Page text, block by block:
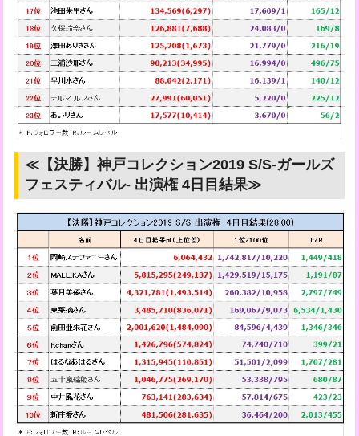
≪【決勝】神戸コレクション2019 S/S-ガールズ
フェスティバル- 出演権 4日目結果≫